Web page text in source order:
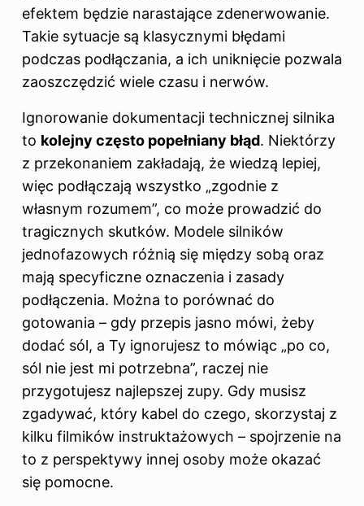
efektem będzie narastające zdenerwowanie.
Takie sytuacje są klasycznymi błędami
podczas podłączania, a ich uniknięcie pozwala
zaoszczędzić wiele czasu i nerwów.
Ignorowanie dokumentacji technicznej silnika
to kolejny często popełniany błąd. Niektórzy
z przekonaniem zakładają, że wiedzą lepiej,
więc podłączają wszystko „zgodnie z
własnym rozumem”, co może prowadzić do
tragicznych skutków. Modele silników
jednofazowych różnią się między sobą oraz
mają specyficzne oznaczenia i zasady
podłączenia. Można to porównać do
gotowania – gdy przepis jasno mówi, żeby
dodać sól, a Ty ignorujesz to mówiąc „po co,
sól nie jest mi potrzebna”, raczej nie
przygotujesz najlepszej zupy. Gdy musisz
zgadywać, który kabel do czego, skorzystaj z
kilku filmików instruktażowych – spojrzenie na
to z perspektywy innej osoby może okazać
się pomocne.